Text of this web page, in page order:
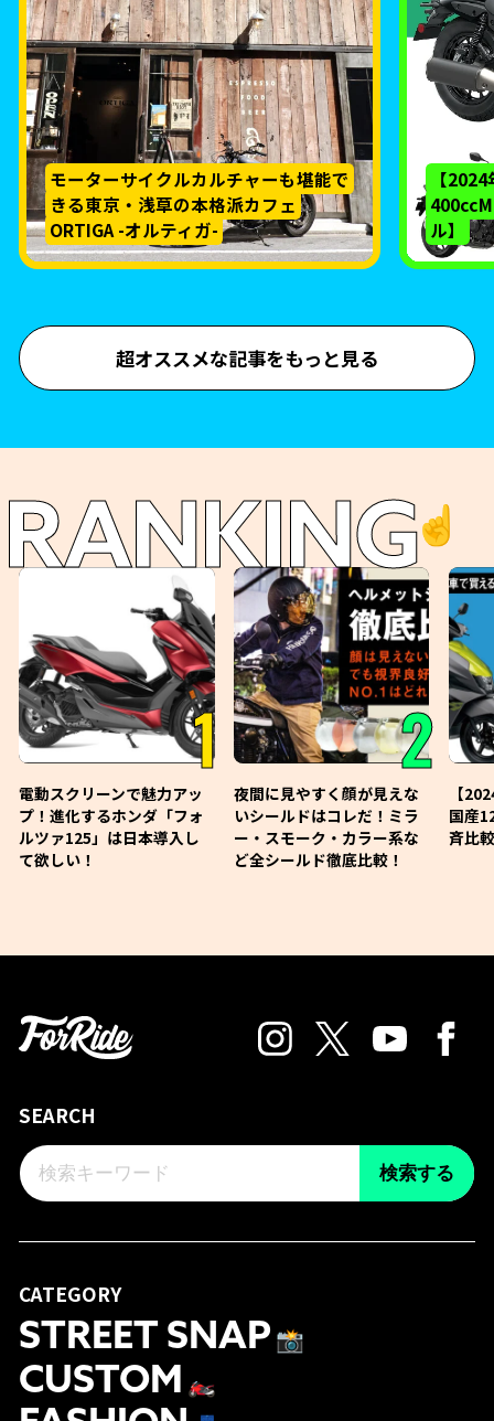
モーターサイクルカルチャーも堪能で
きる東京・浅草の本格派カフェ
ORTIGA -オルティガ-
【
ル】
超オススメな記事をもっと見る
RANKING☝️
1
電動スクリーンで魅力アッ
プ！進化するホンダ「フォ
ルツァ125」は日本導入し
て欲しい！
2
夜間に見やすく顔が見えな
いシールドはコレだ！ミラ
ー・スモーク・カラー系な
ど全シールド徹底比較！
【
国産
斉比
SEARCH
検索する
CATEGORY
STREET SNAP 📸
CUSTOM 🏍